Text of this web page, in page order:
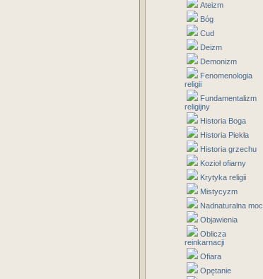
Ateizm
Bóg
Cud
Deizm
Demonizm
Fenomenologia
religii
Fundamentalizm
religijny
Historia Boga
Historia Piekła
Historia grzechu
Kozioł ofiarny
Krytyka religii
Mistycyzm
Nadnaturalna moc
Objawienia
Oblicza
reinkarnacji
Ofiara
Opętanie